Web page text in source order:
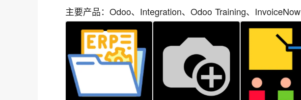
主要产品：Odoo、Integration、Odoo Training、InvoiceNow